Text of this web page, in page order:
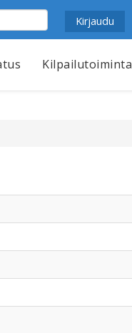
Kilpailutoiminta